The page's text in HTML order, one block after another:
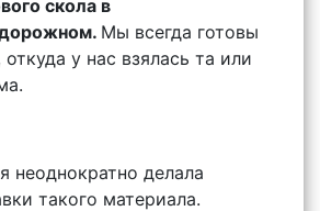
скола в
Мы всегда готовы
откуда у нас взялась та или
неоднократно делала
такого материала.